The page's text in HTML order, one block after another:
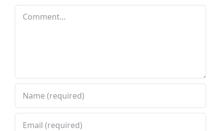
Comment